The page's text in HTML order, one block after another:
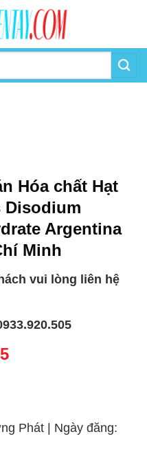
Hóa chất Hạt
Disodium
Argentina
Minh
vui lòng liên hệ
Phát | Ngày đăng: